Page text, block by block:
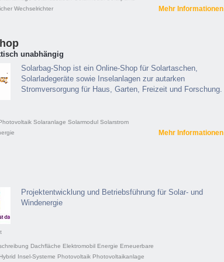
Wechselrichter Mehr Informationen
unabhängig
Solarbag-Shop ist ein Online-Shop für Solartaschen,
Solarladegeräte sowie Inselanlagen zur autarken
Stromversorgung für Haus, Garten, Freizeit und Forschung.
Solaranlage Solarmodul Solarstrom
Mehr Informationen
Projektentwicklung und Betriebsführung für Solar- und
Windenergie
Dachfläche Elektromobil Energie Erneuerbare
Hybrid Insel-Systeme Photovoltaik Photovoltaikanlage